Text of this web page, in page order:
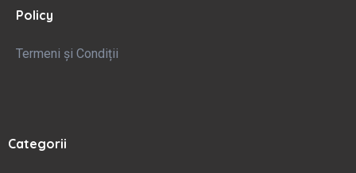
Policy
Termeni și Condiții
Categorii